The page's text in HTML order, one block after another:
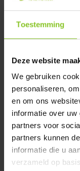
Toestemming
Deze website
We gebruiken
personaliseren,
en om ons
informatie over
partners voor
partners kunnen
informatie die u
verzameld op
Plaszuil